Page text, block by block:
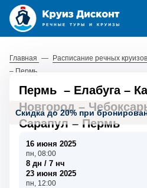
Главная — Расписание речных круизов
– Пермь
Скидка до 20% при
Пермь – Елабуга–
Новгород–
Сарапул – Пермь
16 июня 2025
пн, 08:00
8 дн / 7 нч
23 июня 2025
пн, 12:00